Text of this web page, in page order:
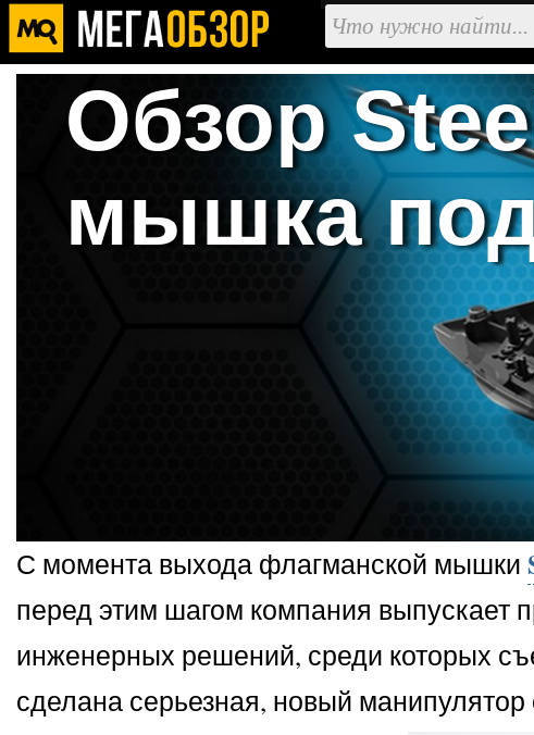
Обзор
мышка
С момента выхода флагманской мышки
перед этим шагом компания выпускает
инженерных решений, среди которых
сделана серьезная, новый